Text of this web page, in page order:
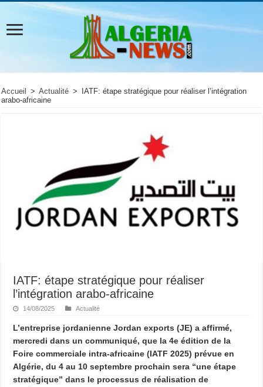
Accueil > Actualité >
IATF: étape stratégique pour réaliser l’intégration
arabo-africaine
IATF: étape stratégique pour réaliser
l’intégration arabo-africaine
14/08/2025 Actualité
L’entreprise jordanienne Jordan exports (JE) a affirmé,
mercredi dans un communiqué, que la 4e édition de la
Foire commerciale intra-africaine (IATF 2025) prévue en
Algérie, du 4 au 10 septembre prochain sera “une étape
stratégique” dans le processus de réalisation de